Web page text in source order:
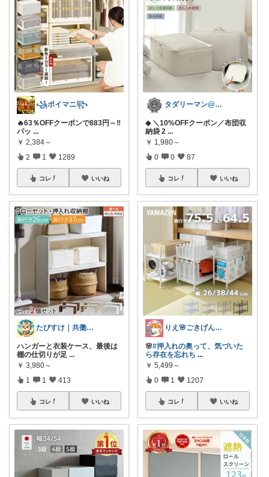
꧁ポイマニ꧂
🔥63％OFFクーポンで883円～‼️
パッ ...
￥ 2,384～
2 1 1289
コレ いいね
たびすけ｜共働きママの時短キッチン
ハンガーと衣装ケース、最後は
棚の仕切りが足 ...
￥ 3,980～
1 1 413
コレ いいね
タダリーマン@はてなブロガー
◆ ＼10%OFFクーポン／布団収
納袋 2 ...
￥ 1,980～
0 0 87
コレ いいね
りえ🌸ごきげんな暮らし🏠🌿
🌸#押入れの奥って、気づいた
ら存在を忘れち ...
￥ 5,499～
0 1 1207
コレ いいね